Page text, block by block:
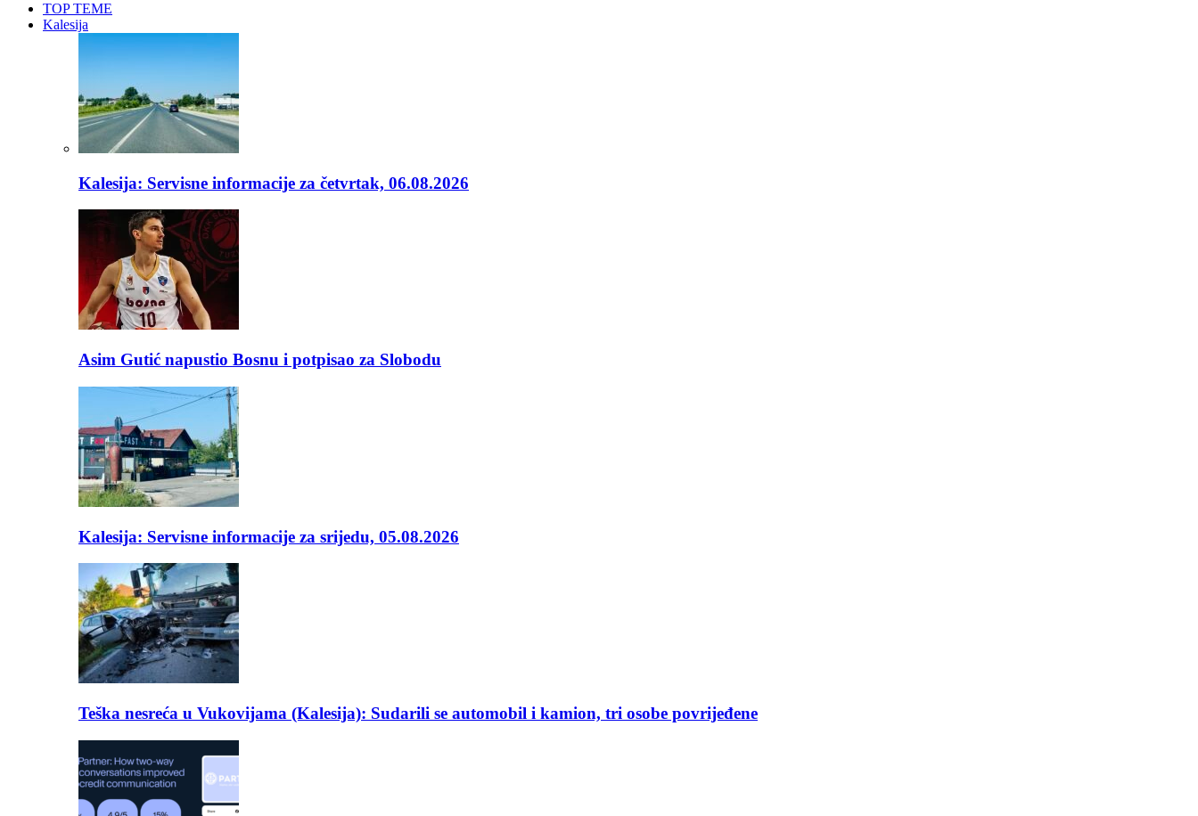
TOP TEME
Kalesija
Kalesija: Servisne informacije za četvrtak, 06.08.2026
Asim Gutić napustio Bosnu i potpisao za Slobodu
Kalesija: Servisne informacije za srijedu, 05.08.2026
Teška nesreća u Vukovijama (Kalesija): Sudarili se automobil i kamion, tri osobe povrijeđene